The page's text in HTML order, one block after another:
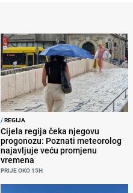
/REGIJA
Cijela regija čeka njegovu
progonozu: Poznati meteorolog
najavljuje veću promjenu
vremena
PRIJE OKO 15H